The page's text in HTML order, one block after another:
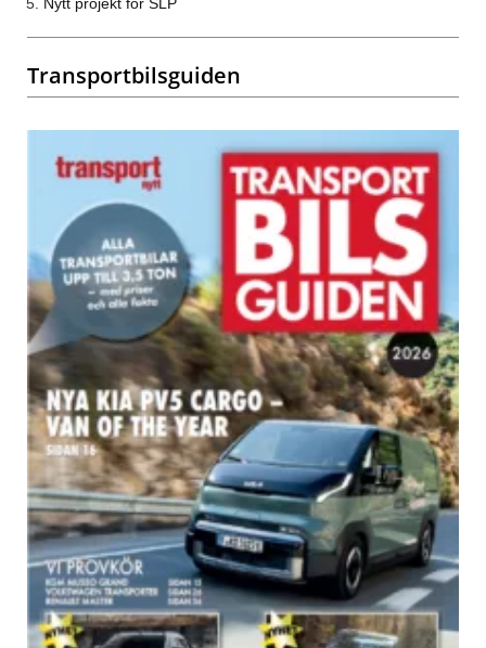
Nytt projekt för SLP
Transportbilsguiden